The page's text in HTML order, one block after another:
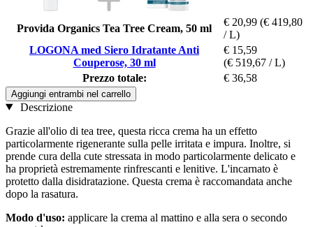
Provida Organics Tea Tree Cream, 50 ml
€ 20,99 (€ 419,80
/ L)
LOGONA med Siero Idratante Anti
Couperose, 30 ml
€ 15,59
(€ 519,67 / L)
Prezzo totale:
€ 36,58
Aggiungi entrambi nel carrello
Descrizione
Grazie all'olio di tea tree, questa ricca crema ha un effetto
particolarmente rigenerante sulla pelle irritata e impura. Inoltre, si
prende cura della cute stressata in modo particolarmente delicato e
ha proprietà estremamente rinfrescanti e lenitive. L'incarnato è
protetto dalla disidratazione. Questa crema è raccomandata anche
dopo la rasatura.
Modo d'uso: applicare la crema al mattino e alla sera o secondo